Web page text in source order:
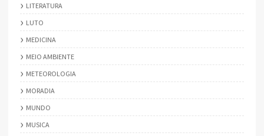
LITERATURA
LUTO
MEDICINA
MEIO AMBIENTE
METEOROLOGIA
MORADIA
MUNDO
MUSICA